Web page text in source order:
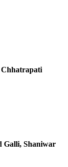
Chhatrapati
Galli, Shaniwar